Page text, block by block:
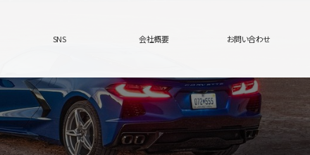
SNS 会社概要 お問い合わせ